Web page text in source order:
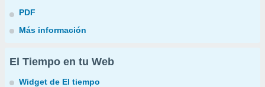
PDF
Más información
El Tiempo en tu Web
Widget de El tiempo